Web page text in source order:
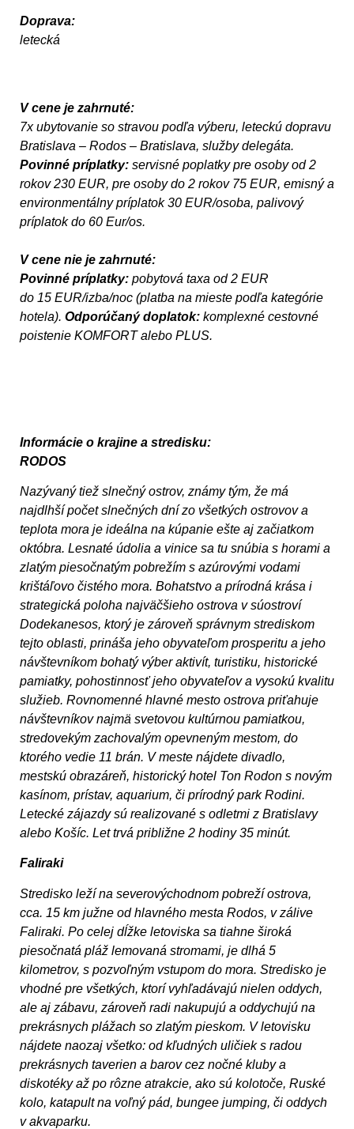
Doprava:
letecká
V cene je zahrnuté:
7x ubytovanie so stravou podľa výberu, leteckú dopravu
Bratislava – Rodos – Bratislava, služby delegáta.
Povinné príplatky: servisné poplatky pre osoby od 2
rokov 230 EUR, pre osoby do 2 rokov 75 EUR, emisný a
environmentálny príplatok 30 EUR/osoba, palivový
príplatok do 60 Eur/os.
V cene nie je zahrnuté:
Povinné príplatky: pobytová taxa od 2 EUR
do 15 EUR/izba/noc (platba na mieste podľa kategórie
hotela). Odporúčaný doplatok: komplexné cestovné
poistenie KOMFORT alebo PLUS.
Informácie o krajine a stredisku:
RODOS
Nazývaný tiež slnečný ostrov, známy tým, že má
najdlhší počet slnečných dní zo všetkých ostrovov a
teplota mora je ideálna na kúpanie ešte aj začiatkom
októbra. Lesnaté údolia a vinice sa tu snúbia s horami a
zlatým piesočnatým pobrežím s azúrovými vodami
krištáľovo čistého mora. Bohatstvo a prírodná krása i
strategická poloha najväčšieho ostrova v súostroví
Dodekanesos, ktorý je zároveň správnym strediskom
tejto oblasti, prináša jeho obyvateľom prosperitu a jeho
návštevníkom bohatý výber aktivít, turistiku, historické
pamiatky, pohostinnosť jeho obyvateľov a vysokú kvalitu
služieb. Rovnomenné hlavné mesto ostrova priťahuje
návštevníkov najmä svetovou kultúrnou pamiatkou,
stredovekým zachovalým opevneným mestom, do
ktorého vedie 11 brán. V meste nájdete divadlo,
mestskú obrazáreň, historický hotel Ton Rodon s novým
kasínom, prístav, aquarium, či prírodný park Rodini.
Letecké zájazdy sú realizované s odletmi z Bratislavy
alebo Košíc. Let trvá približne 2 hodiny 35 minút.
Faliraki
Stredisko leží na severovýchodnom pobreží ostrova,
cca. 15 km južne od hlavného mesta Rodos, v zálive
Faliraki. Po celej dĺžke letoviska sa tiahne široká
piesočnatá pláž lemovaná stromami, je dlhá 5
kilometrov, s pozvoľným vstupom do mora. Stredisko je
vhodné pre všetkých, ktorí vyhľadávajú nielen oddych,
ale aj zábavu, zároveň radi nakupujú a oddychujú na
prekrásnych plážach so zlatým pieskom. V letovisku
nájdete naozaj všetko: od kľudných uličiek s radou
prekrásnych taverien a barov cez nočné kluby a
diskotéky až po rôzne atrakcie, ako sú kolotoče, Ruské
kolo, katapult na voľný pád, bungee jumping, či oddych
v akvaparku.